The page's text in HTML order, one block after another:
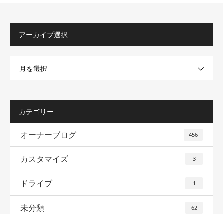
アーカイブ選択
月を選択
カテゴリー
オーナーブログ 456
カスタマイズ 3
ドライブ 1
未分類 62